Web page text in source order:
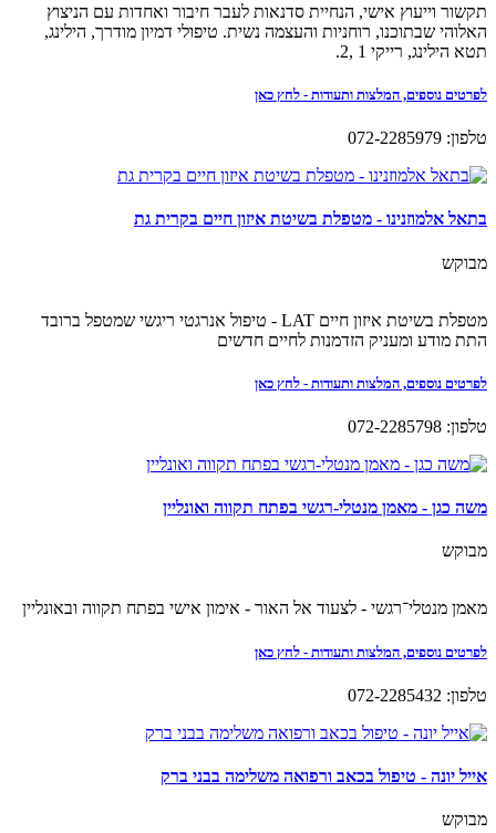
תקשור וייעוץ אישי, הנחיית סדנאות לעבר חיבור ואחדות עם הניצוץ
האלוהי שבתוכנו, רוחניות והעצמה נשית. טיפולי דמיון מודרך, הילינג,
תטא הילינג, רייקי 1 ,2.
לפרטים נוספים, המלצות ותעודות - לחץ כאן
טלפון: 072-2285979
בתאל אלמוזנינו - מטפלת בשיטת איזון חיים בקרית גת
מבוקש
מטפלת בשיטת איזון חיים LAT - טיפול אנרגטי ריגשי שמטפל ברובד
התת מודע ומעניק הזדמנות לחיים חדשים
לפרטים נוספים, המלצות ותעודות - לחץ כאן
טלפון: 072-2285798
משה כגן - מאמן מנטלי-רגשי בפתח תקווה ואונליין
מבוקש
מאמן מנטלי־רגשי - לצעוד אל האור - אימון אישי בפתח תקווה ובאונליין
לפרטים נוספים, המלצות ותעודות - לחץ כאן
טלפון: 072-2285432
אייל יונה - טיפול בכאב ורפואה משלימה בבני ברק
מבוקש